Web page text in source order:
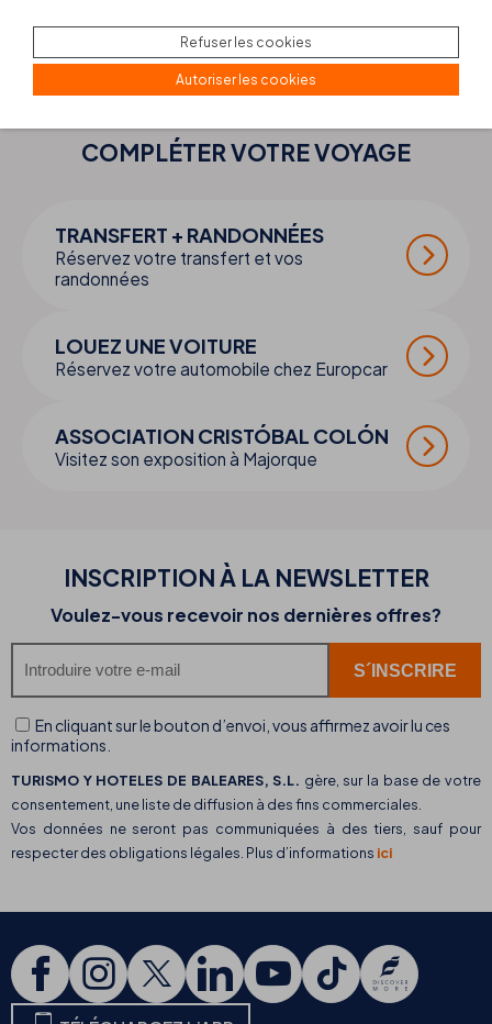
COMPLÉTER VOTREVOYAGE
TRANSFERT + RANDONNÉES
Réservez votre transfert et vos
randonnées
LOUEZ UNE VOITURE
Réservez votre automobile chez Europcar
ASSOCIATION CRISTÓBAL COLÓN
Visitez son exposition à Majorque
INSCRIPTION À LA NEWSLETTER
Voulez-vous recevoir nos dernières offres?
En cliquant sur le bouton d’envoi, vous affirmez avoir lu ces
informations.
TURISMO Y HOTELES DE BALEARES, S.L. gère, sur la base de votre
consentement, une liste de diffusion à des fins commerciales.
Vos données ne seront pas communiquées à des tiers, sauf pour
respecter des obligations légales. Plus d’informations ici
Refuser les cookies
Autoriser les cookies